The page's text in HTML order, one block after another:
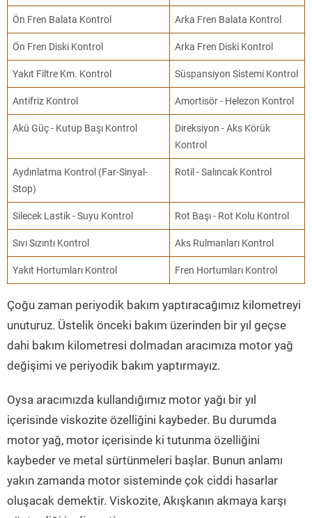
Ön Fren Balata Kontrol Arka Fren Balata Kontrol
Ön Fren Diski Kontrol Arka Fren Diski Kontrol
Yakıt Filtre Km. Kontrol Süspansiyon Sistemi Kontrol
Antifriz Kontrol Amortisör - Helezon Kontrol
Akü Güç - Kutup Başı Kontrol
Direksiyon - Aks Körük
Kontrol
Aydınlatma Kontrol (Far-Sinyal-
Stop)
Rotil - Salıncak Kontrol
Silecek Lastik - Suyu Kontrol Rot Başı - Rot Kolu Kontrol
Sıvı Sızıntı Kontrol Aks Rulmanları Kontrol
Yakıt Hortumları Kontrol Fren Hortumları Kontrol
Çoğu zaman periyodik bakım yaptıracağımız kilometreyi
unuturuz. Üstelik önceki bakım üzerinden bir yıl geçse
dahi bakım kilometresi dolmadan aracımıza motor yağ
değişimi ve periyodik bakım yaptırmayız.
Oysa aracımızda kullandığımız motor yağı bir yıl
içerisinde viskozite özelliğini kaybeder. Bu durumda
motor yağ, motor içerisinde ki tutunma özelliğini
kaybeder ve metal sürtünmeleri başlar. Bunun anlamı
yakın zamanda motor sisteminde çok ciddi hasarlar
oluşacak demektir. Viskozite, Akışkanın akmaya karşı